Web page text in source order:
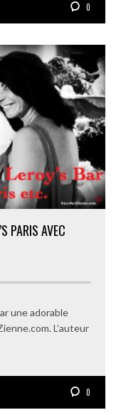
0
PARIS AVEC
une adorable
L’auteur
0